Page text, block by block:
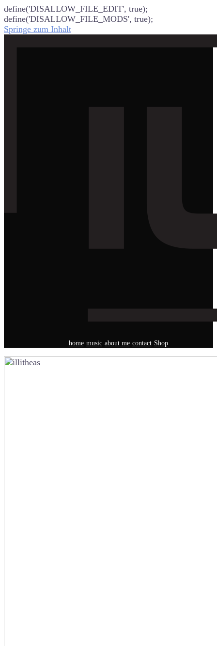
define('DISALLOW_FILE_EDIT', true);
define('DISALLOW_FILE_MODS', true);
Springe zum Inhalt
home music about me contact Shop